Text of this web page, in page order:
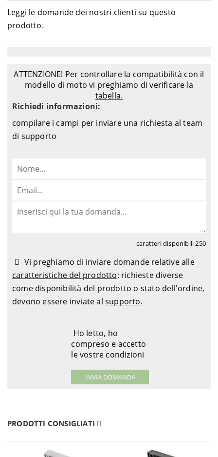
Leggi le domande dei nostri clienti su questo
prodotto.
ATTENZIONE! Per controllare la compatibilità con il
modello di moto vi preghiamo di verificare la
tabella.
Richiedi informazioni:
compilare i campi per inviare una richiesta al team
di supporto
caratteri disponibili250
Vi preghiamo di inviare domande relative alle
caratteristiche del prodotto: richieste diverse
come disponibilità del prodotto o stato dell'ordine,
devono essere inviate al supporto.
Ho letto, ho
compreso e accetto
le vostre condizioni
PRODOTTI CONSIGLIATI